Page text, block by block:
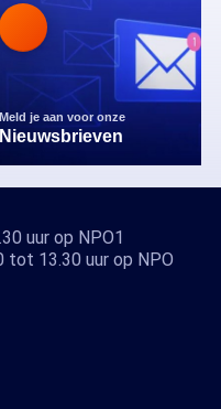
Meld je aan voor onze
Nieuwsbrieven
uur op NPO1
tot 13.30 uur op NPO